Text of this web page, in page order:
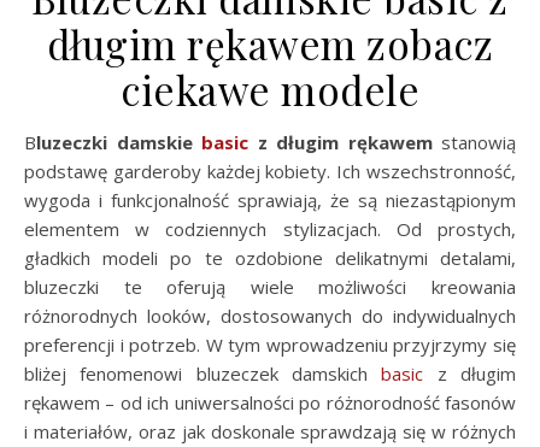
długim rękawem zobacz
ciekawe modele
Bluzeczki damskie basic z długim rękawemstanowią
podstawę garderoby każdej kobiety. Ich wszechstronność,
wygoda i funkcjonalność sprawiają, że są niezastąpionym
elementem w codziennych stylizacjach. Od prostych,
gładkich modeli po te ozdobione delikatnymi detalami,
bluzeczki te oferują wiele możliwości kreowania
różnorodnych looków, dostosowanych do indywidualnych
preferencji i potrzeb. W tym wprowadzeniu przyjrzymy się
bliżej fenomenowi bluzeczek damskichbasic z długim
rękawem – od ich uniwersalności po różnorodność fasonów
i materiałów, oraz jak doskonale sprawdzają się w różnych